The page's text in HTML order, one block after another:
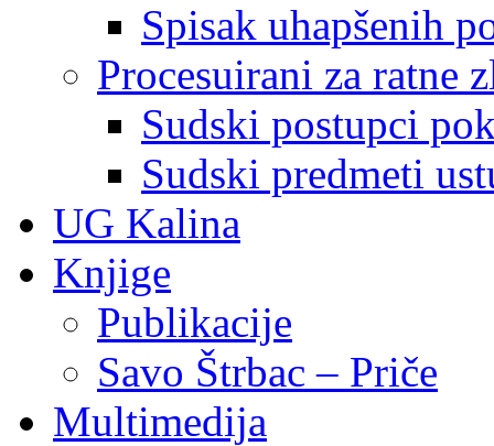
Spisak uhapšenih
Procesuirani za ratne
Sudski postupci
Sudski predmeti
UG Kalina
Knjige
Publikacije
Savo Štrbac – Priče
Multimedija